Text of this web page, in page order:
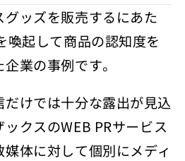
ッズを販売するにあた
喚起して商品の認知度を
業の事例です。
けでは十分な露出が見込
クスのWEB PRサービス
体に対して個別にメディ